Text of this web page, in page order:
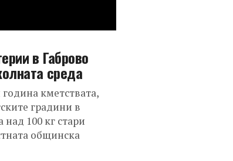
в Габрово
среда
кметствата,
градини в
100 кг стари
общинска